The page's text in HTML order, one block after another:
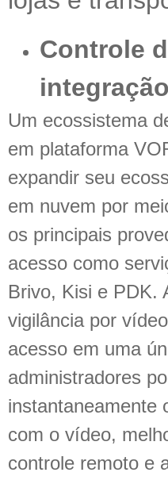
Controle
Um ecossistema
em plataforma
expandir seu
em nuvem por
os principais
acesso como
Brivo, Kisi e PDK.
vigilância por
acesso em uma
administradores
instantaneamente
com o vídeo,
controle remoto e